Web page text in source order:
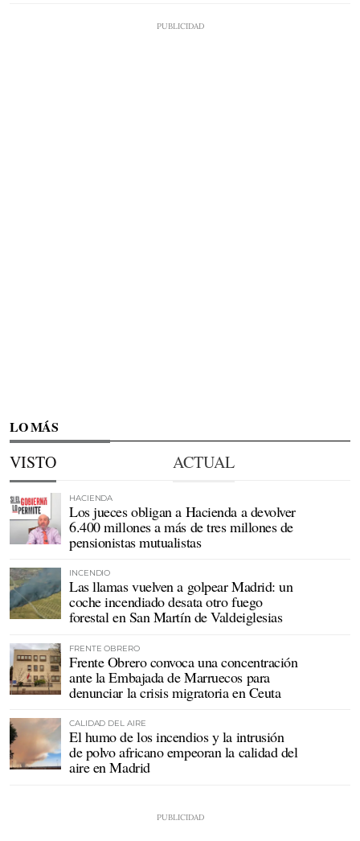
LO MÁS
VISTO ACTUAL
HACIENDA
Los jueces obligan a Hacienda a devolver
6.400 millones a más de tres millones de
pensionistas mutualistas
INCENDIO
Las llamas vuelven a golpear Madrid: un
coche incendiado desata otro fuego
forestal en San Martín de Valdeiglesias
FRENTE OBRERO
Frente Obrero convoca una concentración
ante la Embajada de Marruecos para
denunciar la crisis migratoria en Ceuta
CALIDAD DEL AIRE
El humo de los incendios y la intrusión
de polvo africano empeoran la calidad del
aire en Madrid